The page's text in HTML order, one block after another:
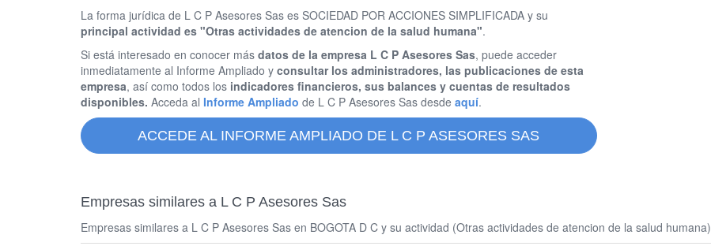
La forma jurídica de L C P Asesores Sas es SOCIEDAD POR ACCIONES SIMPLIFICADA y su
principal actividad es "Otras actividades de atencion de la salud humana".
Si está interesado en conocer más datos de la empresa L C P Asesores Sas, puede acceder
inmediatamente al Informe Ampliado y consultar los administradores, las publicaciones de esta
empresa, así como todos los indicadores financieros, sus balances y cuentas de resultados
disponibles. Acceda al Informe Ampliado de L C P Asesores Sas desde aquí.
ACCEDE AL INFORME AMPLIADO DE L C P ASESORES SAS
Empresas similares a L C P Asesores Sas
Empresas similares a L C P Asesores Sas en BOGOTA D C y su actividad (Otras actividades de atencion de la salud humana)